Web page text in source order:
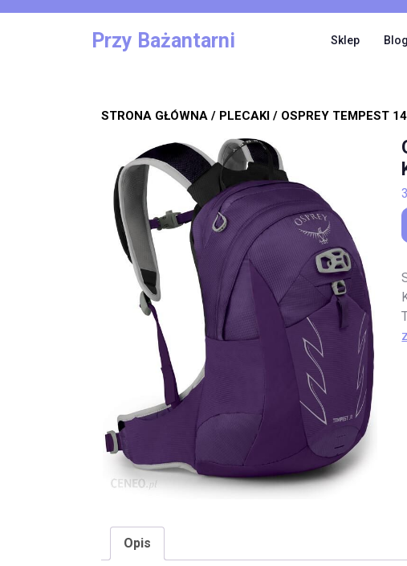
Przy Bażantarni Sklep Blog
STRONA GŁÓWNA / PLECAKI / OSPREY TEMPEST
Opis